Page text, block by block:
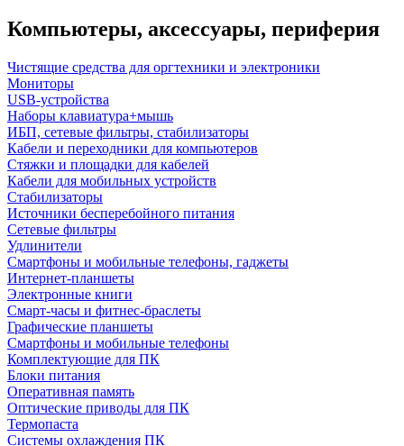
Компьютеры, аксессуары, периферия
Чистящие средства для оргтехники и электроники
Мониторы
USB-устройства
Наборы клавиатура+мышь
ИБП, сетевые фильтры, стабилизаторы
Кабели и переходники для компьютеров
Стяжки и площадки для кабелей
Кабели для мобильных устройств
Стабилизаторы
Источники бесперебойного питания
Сетевые фильтры
Удлинители
Смартфоны и мобильные телефоны, гаджеты
Интернет-планшеты
Электронные книги
Смарт-часы и фитнес-браслеты
Графические планшеты
Смартфоны и мобильные телефоны
Комплектующие для ПК
Блоки питания
Оперативная память
Оптические приводы для ПК
Термопаста
Системы охлаждения ПК